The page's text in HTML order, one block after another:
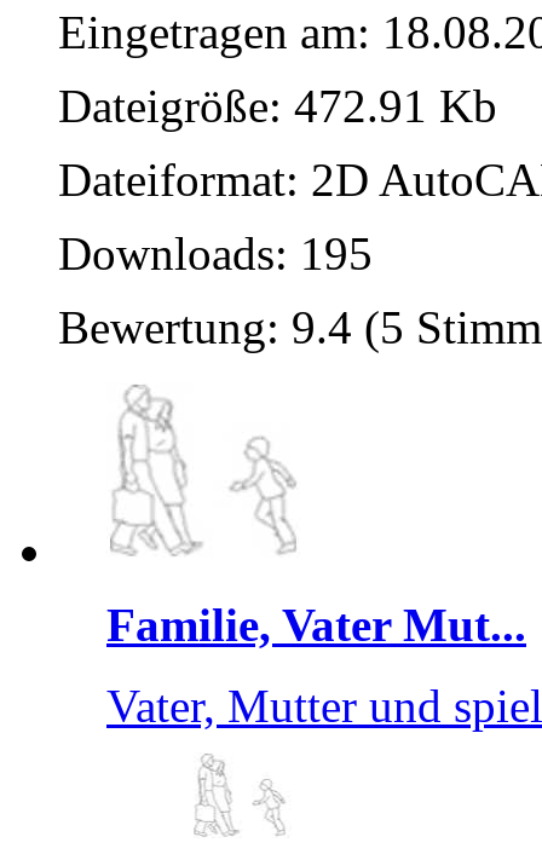
Eingetragen am:
Dateigröße: 472.91 Kb
Dateiformat: 2D
Downloads: 195
Bewertung: 9.4 (5
Familie, Vater Mut...
Vater, Mutter und